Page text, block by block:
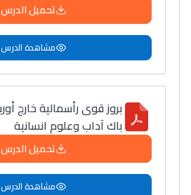
تحميل الدرس
مشاهدة الدرس
باك آداب وعلوم انسانية
تحميل الدرس
مشاهدة الدرس